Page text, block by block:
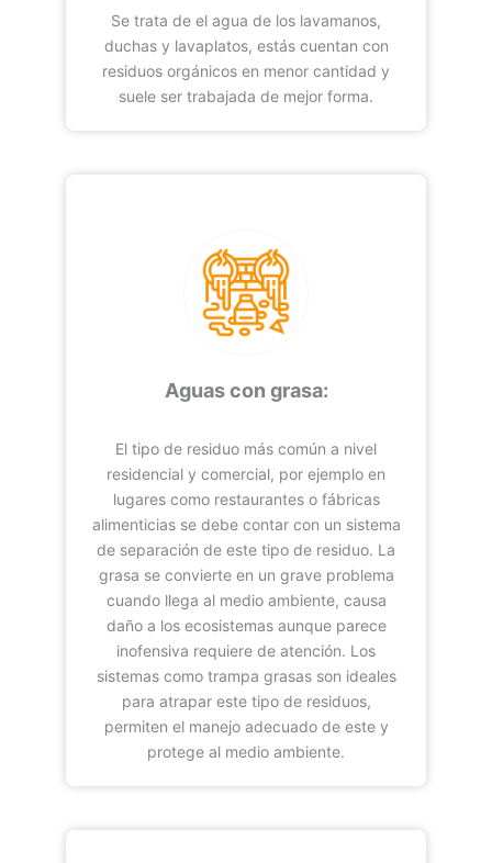
Se trata de el agua de los lavamanos,
duchas y lavaplatos, estás cuentan con
residuos orgánicos en menor cantidad y
suele ser trabajada de mejor forma.
Aguas con grasa:
El tipo de residuo más común a nivel
residencial y comercial, por ejemplo en
lugares como restaurantes o fábricas
alimenticias se debe contar con un sistema
de separación de este tipo de residuo. La
grasa se convierte en un grave problema
cuando llega al medio ambiente, causa
daño a los ecosistemas aunque parece
inofensiva requiere de atención. Los
sistemas como trampa grasas son ideales
para atrapar este tipo de residuos,
permiten el manejo adecuado de este y
protege al medio ambiente.